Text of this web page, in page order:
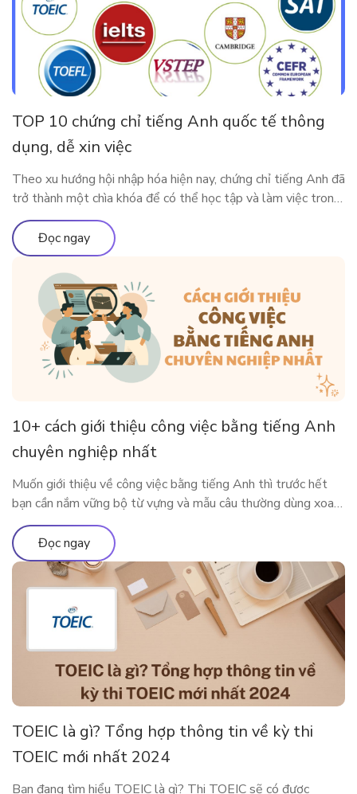
TOP 10 chứng chỉ tiếng Anh quốc tế thông
dụng, dễ xin việc
Theo xu hướng hội nhập hóa hiện nay, chứng chỉ tiếng Anh đã
trở thành một chìa khóa để có thể học tập và làm việc trong
môi trường quốc tế. Vậy có những chứng chỉ thông dụng nào
được Việt Nam và các nước lớn trên thế giới công nhận?
Cùng ELSA Premium tìm […]
Đọc ngay
10+ cách giới thiệu công việc bằng tiếng Anh
chuyên nghiệp nhất
Muốn giới thiệu về công việc bằng tiếng Anh thì trước hết
bạn cần nắm vững bộ từ vựng và mẫu câu thường dùng xoay
quanh công việc của mình. Bài viết dưới đây sẽ cung cấp cho
bạn những từ vựng, mẫu câu xoay quanh chủ đề công việc để
bạn có thể nói […]
Đọc ngay
TOEIC là gì? Tổng hợp thông tin về kỳ thi
TOEIC mới nhất 2024
Bạn đang tìm hiểu TOEIC là gì? Thi TOEIC sẽ có được